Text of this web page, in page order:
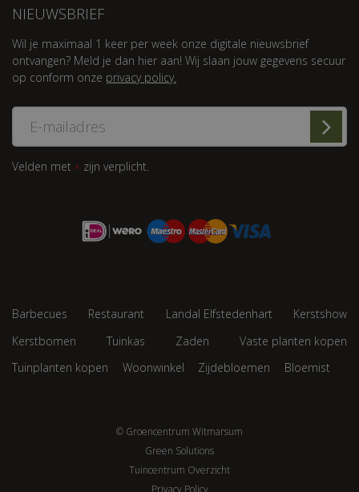
NIEUWSBRIEF
Wil je maximaal 1 keer per week onze digitale nieuwsbrief
ontvangen? Meld je dan hier aan! Wij slaan jouw gegevens secuur
op conform onze privacy policy.
Velden met * zijn verplicht.
Barbecues Restaurant Landal Elfstedenhart
Kerstshow
Kerstbomen
Tuinkas Zaden
Vaste planten kopen
Tuinplanten kopen
Woonwinkel Zijdebloemen Bloemist
© Groencentrum Witmarsum
Green Solutions
Tuincentrum Overzicht
Privacy Policy